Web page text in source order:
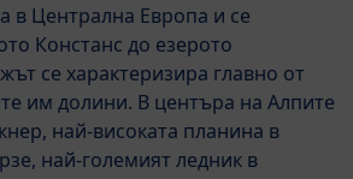
в Централна Европа и се
Констанс до езерото
се характеризира главно от
им долини. В центъра на Алпите
най-високата планина в
най-големият ледник в